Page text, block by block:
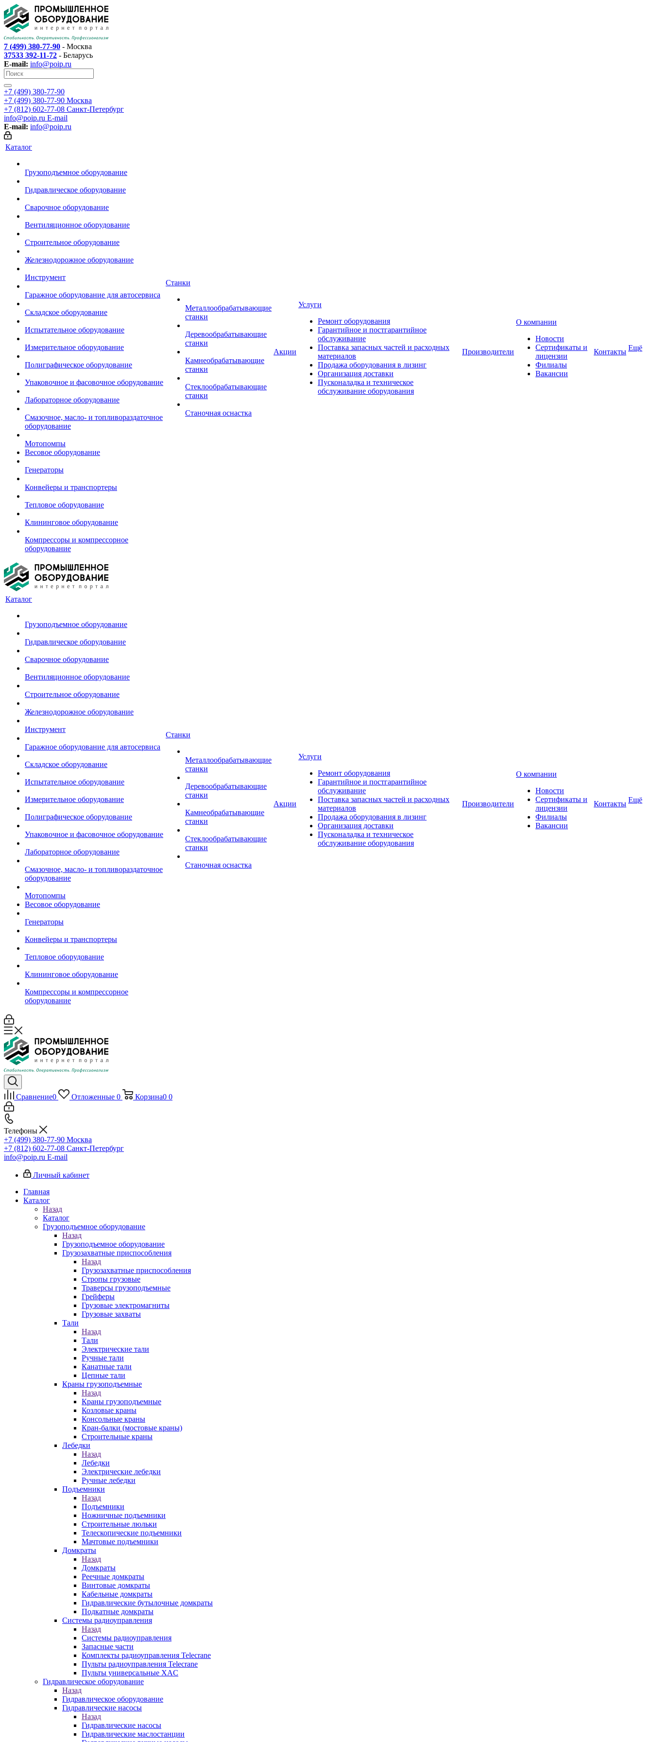
7 (499) 380-77-90 - Москва
37533 392-11-72 - Беларусь
E-mail: info@poip.ru
+7 (499) 380-77-90
+7 (499) 380-77-90 Москва
+7 (812) 602-77-08 Санкт-Петербург
info@poip.ru E-mail
E-mail: info@poip.ru
Каталог
Грузоподъемное оборудование
Гидравлическое оборудование
Сварочное оборудование
Вентиляционное оборудование
Строительное оборудование
Железнодорожное оборудование
Инструмент
Гаражное оборудование для автосервиса
Складское оборудование
Испытательное оборудование
Измерительное оборудование
Полиграфическое оборудование
Упаковочное и фасовочное оборудование
Лабораторное оборудование
Смазочное, масло- и топливораздаточное
оборудование
Мотопомпы
Весовое оборудование
Генераторы
Конвейеры и транспортеры
Тепловое оборудование
Клининговое оборудование
Компрессоры и компрессорное
оборудование
Станки
Металлообрабатывающие
станки
Деревообрабатывающие
станки
Камнеобрабатывающие
станки
Стеклообрабатывающие
станки
Станочная оснастка
Акции
Услуги
Ремонт оборудования
Гарантийное и постгарантийное
обслуживание
Поставка запасных частей и расходных
материалов
Продажа оборудования в лизинг
Организация доставки
Пусконаладка и техническое
обслуживание оборудования
Производители
О компании
Новости
Сертификаты и
лицензии
Филиалы
Вакансии
Контакты Ещё
Каталог
Грузоподъемное оборудование
Гидравлическое оборудование
Сварочное оборудование
Вентиляционное оборудование
Строительное оборудование
Железнодорожное оборудование
Инструмент
Гаражное оборудование для автосервиса
Складское оборудование
Испытательное оборудование
Измерительное оборудование
Полиграфическое оборудование
Упаковочное и фасовочное оборудование
Лабораторное оборудование
Смазочное, масло- и топливораздаточное
оборудование
Мотопомпы
Весовое оборудование
Генераторы
Конвейеры и транспортеры
Тепловое оборудование
Клининговое оборудование
Компрессоры и компрессорное
оборудование
Станки
Металлообрабатывающие
станки
Деревообрабатывающие
станки
Камнеобрабатывающие
станки
Стеклообрабатывающие
станки
Станочная оснастка
Акции
Услуги
Ремонт оборудования
Гарантийное и постгарантийное
обслуживание
Поставка запасных частей и расходных
материалов
Продажа оборудования в лизинг
Организация доставки
Пусконаладка и техническое
обслуживание оборудования
Производители
О компании
Новости
Сертификаты и
лицензии
Филиалы
Вакансии
Контакты Ещё
Сравнение0 Отложенные 0 Корзина0 0
Телефоны
+7 (499) 380-77-90 Москва
+7 (812) 602-77-08 Санкт-Петербург
info@poip.ru E-mail
Личный кабинет
Главная
Каталог
Назад
Каталог
Грузоподъемное оборудование
Назад
Грузоподъемное оборудование
Грузозахватные приспособления
Назад
Грузозахватные приспособления
Стропы грузовые
Траверсы грузоподъемные
Грейферы
Грузовые электромагниты
Грузовые захваты
Тали
Назад
Тали
Электрические тали
Ручные тали
Канатные тали
Цепные тали
Краны грузоподъемные
Назад
Краны грузоподъемные
Козловые краны
Консольные краны
Кран-балки (мостовые краны)
Строительные краны
Лебедки
Назад
Лебедки
Электрические лебедки
Ручные лебедки
Подъемники
Назад
Подъемники
Ножничные подъемники
Строительные люльки
Телескопические подъемники
Мачтовые подъемники
Домкраты
Назад
Домкраты
Реечные домкраты
Винтовые домкраты
Кабельные домкраты
Гидравлические бутылочные домкраты
Подкатные домкраты
Системы радиоуправления
Назад
Системы радиоуправления
Запасные части
Комплекты радиоуправления Telecrane
Пульты радиоуправления Telecrane
Пульты универсальные XAC
Гидравлическое оборудование
Назад
Гидравлическое оборудование
Гидравлические насосы
Назад
Гидравлические насосы
Гидравлические маслостанции